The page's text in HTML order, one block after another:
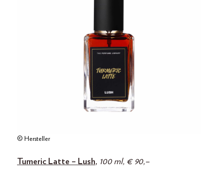
© Hersteller
Tumeric Latte – Lush, 100 ml, € 90,–